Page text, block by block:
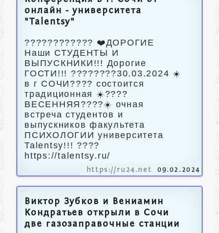
онлайн - университета
"Talentsy"
???????????? ❤️ДОРОГИЕ
Наши СТУДЕНТЫ И
ВЫПУСКНИКИ!!! Дорогие
ГОСТИ!!! ????????30.03.2024 ☀️
в г СОЧИ???? состоится
традиционная ☀️????
ВЕСЕННЯЯ????☀️ очная
встреча студентов и
выпускников факультета
ПСИХОЛОГИИ университета
Talentsy!!! ????
https://talentsy.ru/
https://ru24.net 09.02.2024
Виктор Зубков и Вениамин
Кондратьев открыли в Сочи
две газозаправочные станции